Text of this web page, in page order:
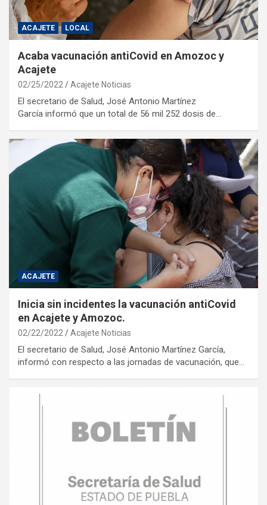
ACAJETE LOCAL
Acaba vacunación antiCovid en Amozoc y
Acajete
02/25/2022 Acajete Noticias
El secretario de Salud, José Antonio Martínez
García informó que un total de 56 mil 252 dosis de…
ACAJETE
Inicia sin incidentes la vacunación antiCovid
en Acajete y Amozoc.
02/22/2022 Acajete Noticias
El secretario de Salud, José Antonio Martínez García,
informó con respecto a las jornadas de vacunación, que…